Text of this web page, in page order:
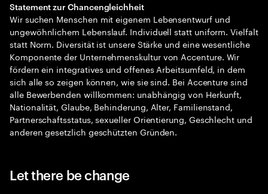
Statement zur Chancengleichheit
Wir suchen Menschen mit eigenem Lebensentwurf und
ungewöhnlichem Lebenslauf. Individuell statt uniform. Vielfalt
statt Norm. Diversität ist unsere Stärke und eine wesentliche
Komponente der Unternehmenskultur von Accenture. Wir
fördern ein integratives und offenes Arbeitsumfeld, in dem
sich alle so zeigen können, wie sie sind. Bei Accenture sind
alle Bewerbenden willkommen: unabhängig von Herkunft,
Nationalität, Glaube, Behinderung, Alter, Familienstand,
Partnerschaftsstatus, sexueller Orientierung, Geschlecht und
anderen gesetzlich geschützten Gründen.
Let there be change